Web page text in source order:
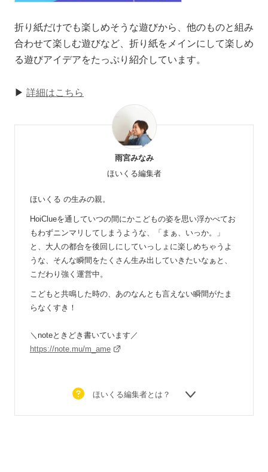
折り紙だけでも楽しめそうな遊びから、他のものと組み
合わせて楽しむ遊びなど、折り紙をメインにして楽しめ
る遊びアイデアをたっぷり紹介しています。
▶ 詳細はこちら
雨宮みなみ
ほいくる編集者
ほいくる の生みの親。
HoiClueを通していつの間にかこどもの姿を思い浮かべてお
もわずニンマリしてしまうような、「まぁ、いっか。」
と、大人の都合を後回しにしていっしょに楽しめちゃうよ
うな、そんな瞬間をたくさん生み出していきたいなぁと、
こだわり強く運営中。
こどもと共鳴した時の、あのなんとも言えない瞬間がたま
らなくすき！
＼noteときどき書いています／
https://note.mu/m_ame
ほいくる編集者とは？